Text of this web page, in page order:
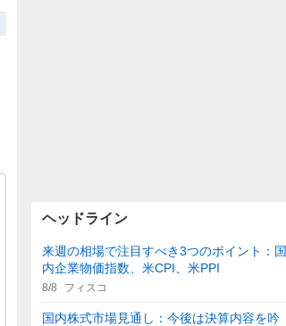
ヘッドライン
来週の相場で注目すべき3つのポイント：国
内企業物価指数、米CPI、米PPI
8/8 フィスコ
国内株式市場見通し：今後は決算内容を吟